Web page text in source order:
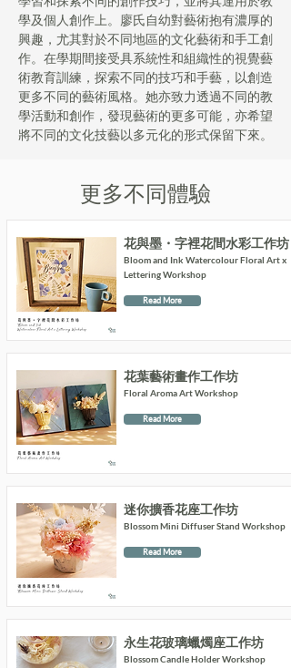
學及個人創作上。廖氏自幼對藝術抱有濃厚的
興趣，尤其對於不同地區的文化藝術和手工創
作。在學期間接受具系統性和組織性的視覺藝
術教育訓練，探索不同的技巧和手藝，以創造
更多不同的藝術風格。她亦致力透過不同的教
學活動和創作，發現藝術的更多可能，亦希望
將不同的文化技藝以多元化的形式保留下來。
更多不同體驗
花與墨・字裡花間水彩工作坊
Bloom and Ink Watercolour Floral Art x
Lettering Workshop
Read More
花葉藝術畫作工作坊
Floral Aroma Art Workshop
Read More
迷你擴香花座工作坊
Blossom Mini Diffuser Stand Workshop
Read More
永生花玻璃蠟燭座工作坊
Blossom Candle Holder Workshop